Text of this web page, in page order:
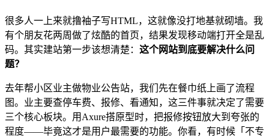
很多人一上来就撸袖子写HTML，这就像没打地基就砌墙。我
有个朋友花两周做了炫酷的首页，结果发现移动端打开全是乱
码。其实建站第一步该想清楚： 这个网站到底要解决什么问
题？
去年帮小区业主做物业公告站，我们先在餐巾纸上画了流程
图。业主要查停车费、报修、看通知，这三件事就决定了需要
三个核心板块。用Axure搭原型时，把报修按钮放大到夸张的
程度——毕竟这才是用户最需要的功能。你看，有时候「不专